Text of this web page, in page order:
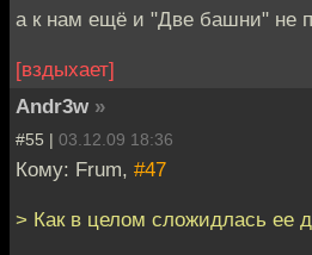
а к нам ещё и "Две башни" не
[вздыхает]
Andr3w »
#55 | 03.12.09 18:36
Кому: Frum, #47
> Как в целом сложидлась ее